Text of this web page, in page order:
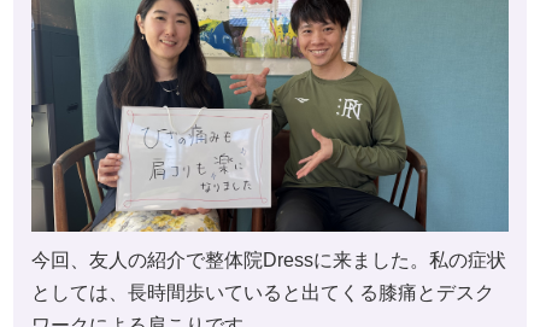
今回、友人の紹介で整体院Dressに来ました。私の症状
としては、長時間歩いていると出てくる膝痛とデスク